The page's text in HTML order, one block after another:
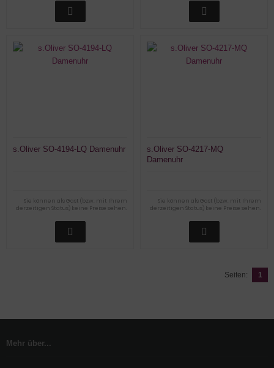
s.Oliver SO-4194-LQ Damenuhr
Sie können als Gast (bzw. mit Ihrem
derzeitigen Status) keine Preise sehen.
s.Oliver SO-4217-MQ
Damenuhr
Sie können als Gast (bzw. mit Ihrem
derzeitigen Status) keine Preise sehen.
Seiten: 1
Mehr über...